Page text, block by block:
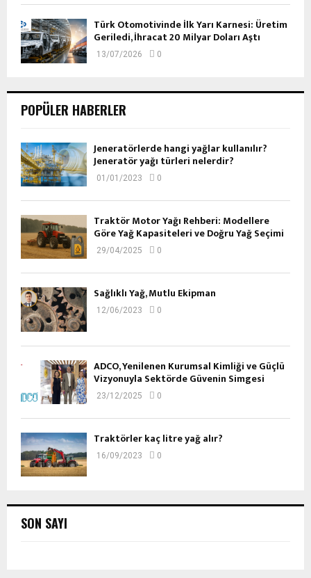
Türk Otomotivinde İlk Yarı Karnesi: Üretim
Geriledi, İhracat 20 Milyar Doları Aştı
13/07/2026 0
POPÜLER HABERLER
Jeneratörlerde hangi yağlar kullanılır?
Jeneratör yağı türleri nelerdir?
01/01/2023 0
Traktör Motor Yağı Rehberi: Modellere
Göre Yağ Kapasiteleri ve Doğru Yağ Seçimi
29/04/2025 0
Sağlıklı Yağ, Mutlu Ekipman
12/06/2023 0
ADCO, Yenilenen Kurumsal Kimliği ve Güçlü
Vizyonuyla Sektörde Güvenin Simgesi
23/12/2025 0
Traktörler kaç litre yağ alır?
16/09/2023 0
SON SAYI